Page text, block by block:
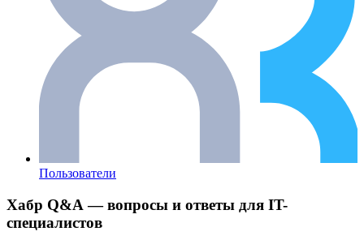
Пользователи
Хабр Q&A — вопросы и ответы для IT-
специалистов